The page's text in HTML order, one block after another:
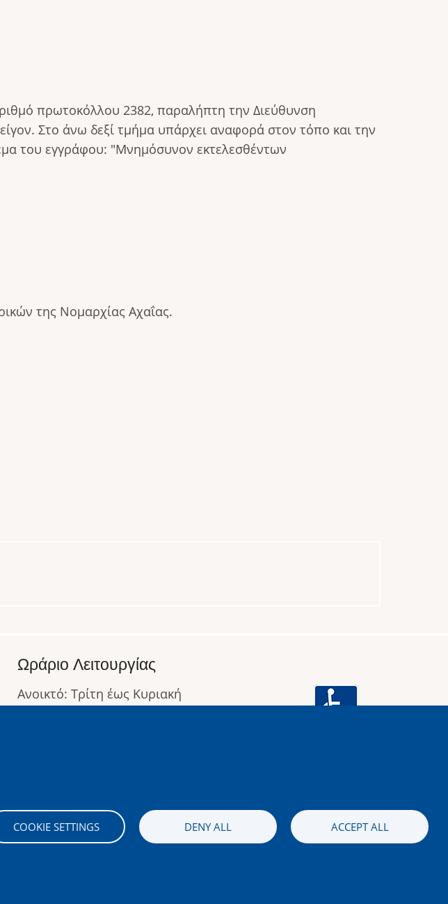
πρωτοκόλλου 2382, παραλήπτη την Διεύθυνση
Στο άνω δεξί τμήμα υπάρχει αναφορά στον τόπο και την
του εγγράφου: "Μνημόσυνον εκτελεσθέντων
της Νομαρχίας Αχαΐας.
COOKIE SETTINGS DENY ALL ACCEPT ALL
Ωράριο Λειτουργίας
Ανοικτό: Τρίτη έως Κυριακή
Image